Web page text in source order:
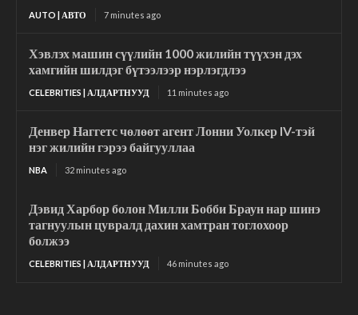
AUTO | АВТО 7 minutes ago
Хэвлэх машин сүүлийн 1000 жилийн түүхэн дэх
хамгийн шилдэг бүтээлээр нэрлэгдлээ
CELEBRITIES | АЛДАРТНУУД 11 minutes ago
Денвер Наггетс чөлөөт агент Лонни Уолкер IV-тэй
нэг жилийн гэрээ байгууллаа
NBA 32 minutes ago
Дэвид Харбор болон Милли Бобби Браун нар шинэ
тагнуулын цувралд дахин хамтран тоглохоор
болжээ
CELEBRITIES | АЛДАРТНУУД 46 minutes ago